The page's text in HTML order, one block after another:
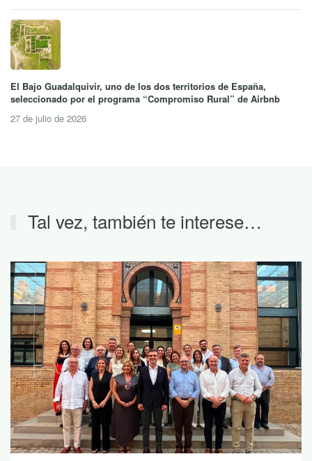
El Bajo Guadalquivir, uno de los dos territorios de España,
seleccionado por el programa “Compromiso Rural” de Airbnb
27 de julio de 2026
Tal vez, también te interese…